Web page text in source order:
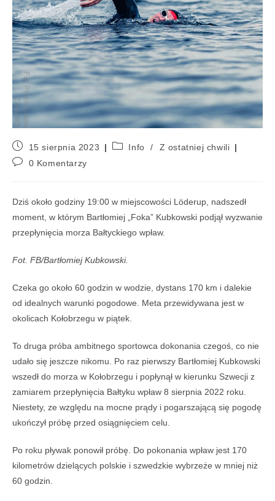
15 sierpnia 2023 Info /
Z ostatniej chwili
0 Komentarzy
Dziś około godziny 19:00 w miejscowości Löderup, nadszedł
moment, w którym Bartłomiej „Foka” Kubkowski podjął wyzwanie
przepłynięcia morza Bałtyckiego wpław.
Fot. FB/Bartłomiej Kubkowski.
Czeka go około 60 godzin w wodzie, dystans 170 km i dalekie
od idealnych warunki pogodowe. Meta przewidywana jest w
okolicach Kołobrzegu w piątek.
To druga próba ambitnego sportowca dokonania czegoś, co nie
udało się jeszcze nikomu. Po raz pierwszy Bartłomiej Kubkowski
wszedł do morza w Kołobrzegu i popłynął w kierunku Szwecji z
zamiarem przepłynięcia Bałtyku wpław 8 sierpnia 2022 roku.
Niestety, ze względu na mocne prądy i pogarszającą się pogodę
ukończył próbę przed osiągnięciem celu.
Po roku pływak ponowił próbę. Do pokonania wpław jest 170
kilometrów dzielących polskie i szwedzkie wybrzeże w mniej niż
60 godzin.